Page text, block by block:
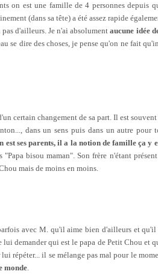
on est une famille de 4 personnes depuis
(dans sa tête) a été assez rapide
d'ailleurs. Je n'ai absolumentaucune idée
se dire des choses, je pense qu'on ne fait
certain changement de sa part. Il est
dans un sens puis dans un autre pour
est ses parents, il a la notion de famille ça y
bisou maman". Son frère n'étant
mais de moins en moins.
avec M. qu'il aime bien d'ailleurs et
lui demander qui est le papa de Petit Chou et
répéter... il se mélange pas mal pour le
monde.